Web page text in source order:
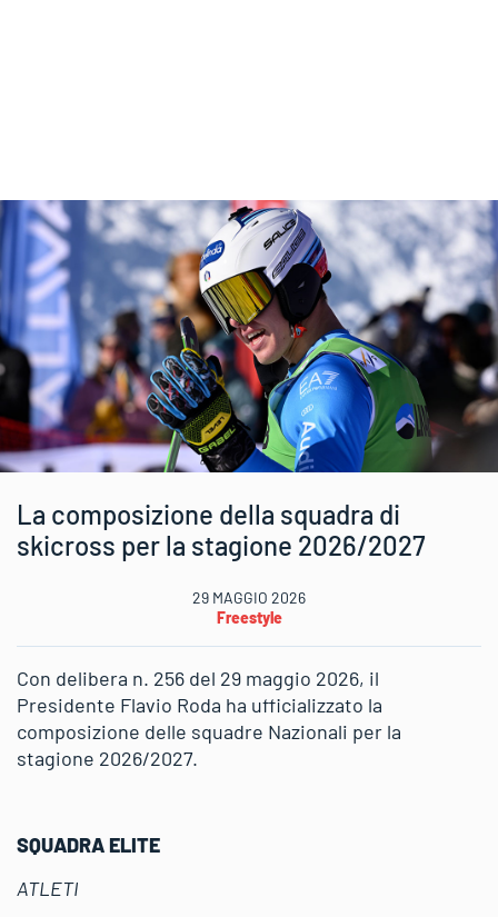
La composizione della squadra di
skicross per la stagione 2026/2027
29 MAGGIO 2026
Freestyle
Con delibera n. 256 del 29 maggio 2026, il
Presidente Flavio Roda ha ufficializzato la
composizione delle squadre Nazionali per la
stagione 2026/2027.
SQUADRA ELITE
ATLETI